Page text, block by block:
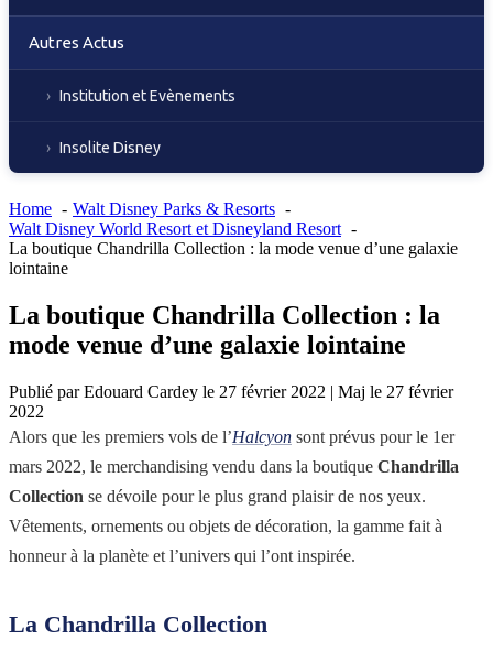
Autres Actus
Institution et Evènements
Insolite Disney
Home
Walt Disney Parks & Resorts
Walt Disney World Resort et Disneyland Resort
La boutique Chandrilla Collection : la mode venue d’une galaxie
lointaine
La boutique Chandrilla Collection : la
mode venue d’une galaxie lointaine
Publié parEdouard Cardey le 27 février 2022 | Maj le 27 février
2022
Alors que les premiers vols de l’Halcyon sont prévus pour le 1er
mars 2022, le merchandising vendu dans la boutique Chandrilla
Collection se dévoile pour le plus grand plaisir de nos yeux.
Vêtements, ornements ou objets de décoration, la gamme fait à
honneur à la planète et l’univers qui l’ont inspirée.
La Chandrilla Collection